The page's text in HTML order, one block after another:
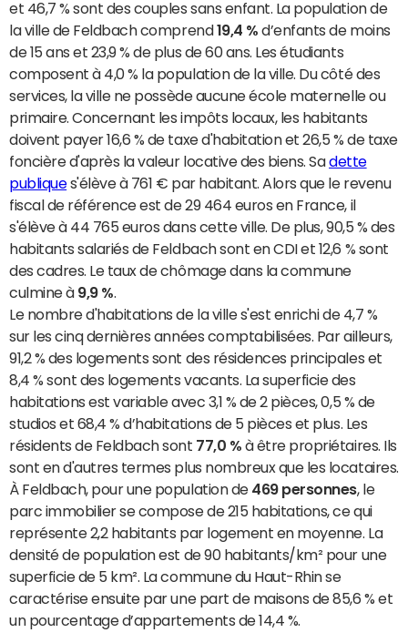
et 46,7 % sont des couples sans enfant. La population de
la ville de Feldbach comprend 19,4 % d’enfants de moins
de 15 ans et 23,9 % de plus de 60 ans. Les étudiants
composent à 4,0 % la population de la ville. Du côté des
services, la ville ne possède aucune école maternelle ou
primaire. Concernant les impôts locaux, les habitants
doivent payer 16,6 % de taxe d'habitation et 26,5 % de taxe
foncière d'après la valeur locative des biens. Sadette
publiques'élève à 761 € par habitant. Alors que le revenu
fiscal de référence est de 29 464 euros en France, il
s'élève à 44 765 euros dans cette ville. De plus, 90,5 % des
habitants salariés de Feldbach sont en CDI et 12,6 % sont
des cadres. Le taux de chômage dans la commune
culmine à 9,9 %.
Le nombre d'habitations de la ville s'est enrichi de 4,7 %
sur les cinq dernières années comptabilisées. Par ailleurs,
91,2 % des logements sont des résidences principales et
8,4 % sont des logements vacants. La superficie des
habitations est variable avec 3,1 % de 2 pièces, 0,5 % de
studios et 68,4 % d’habitations de 5 pièces et plus. Les
résidents de Feldbach sont 77,0 % à être propriétaires. Ils
sont en d'autres termes plus nombreux que les locataires.
À Feldbach, pour une population de 469 personnes, le
parc immobilier se compose de 215 habitations, ce qui
représente 2,2 habitants par logement en moyenne. La
densité de population est de 90 habitants/km² pour une
superficie de 5 km². La commune du Haut-Rhin se
caractérise ensuite par une part de maisons de 85,6 % et
un pourcentage d’appartements de 14,4 %.